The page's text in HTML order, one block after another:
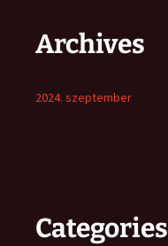
Archives
2024. szeptember
Categories